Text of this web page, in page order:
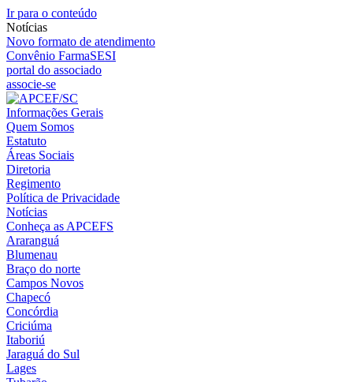
Ir para o conteúdo
Notícias
Novo formato de atendimento
Convênio FarmaSESI
portal do associado
associe-se
Informações Gerais
Quem Somos
Estatuto
Áreas Sociais
Diretoria
Regimento
Política de Privacidade
Notícias
Conheça as APCEFS
Araranguá
Blumenau
Braço do norte
Campos Novos
Chapecó
Concórdia
Criciúma
Itaboriú
Jaraguá do Sul
Lages